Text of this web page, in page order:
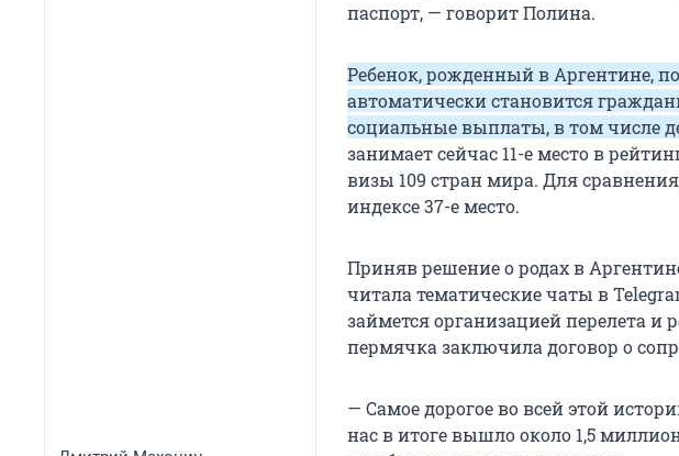
паспорт, — говорит Полина.
Ребенок, рожденный в Аргентине,
автоматически становится
социальные выплаты, в том числе
занимает сейчас 11-е место в
визы 109 стран мира. Для
индексе 37-е место.
Приняв решение о родах в
читала тематические чаты в
займется организацией перелета и
пермячка заключила договор о
— Самое дорогое во всей этой
нас в итоге вышло около 1,5